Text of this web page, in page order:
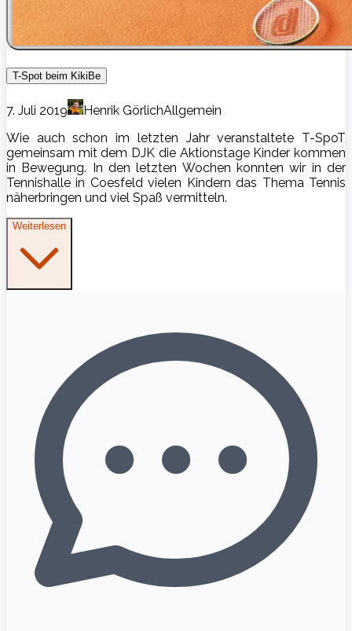
T-Spot beim KikiBe
7. Juli 2019 Henrik GörlichAllgemein
Wie auch schon im letzten Jahr veranstaltete T-SpoT
gemeinsam mit dem DJK die Aktionstage Kinder kommen
in Bewegung. In den letzten Wochen konnten wir in der
Tennishalle in Coesfeld vielen Kindern das Thema Tennis
näherbringen und viel Spaß vermitteln.
Weiterlesen